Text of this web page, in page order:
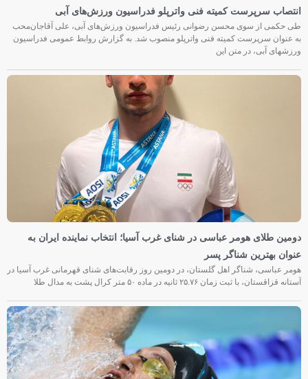
انتصاب سرپرست کمیته فنی واترپلو فدراسیون ورزش‌های آبی
طی حکمی از سوی محسن رضوانی رئیس فدراسیون ورزش‌های آبی، علی آقاجان‌محب
به عنوان سرپرست کمیته فنی واترپلو منصوب شد. به گزارش روابط عمومی فدراسیون
ورزشهای آبی، در متن این
دومین طلای هومر عباسی در شنای غرب آسیا؛ انتخاب نماینده ایران به
عنوان بهترین شناگر پسر
هومر عباسی، شناگر اهل گلستان، در دومین روز رقابت‌های شنای قهرمانی غرب آسیا در
آستانه قزاقستان، با ثبت زمان ۲۵.۷۶ ثانیه در ماده ۵۰ متر کرال پشت به مدال طلا